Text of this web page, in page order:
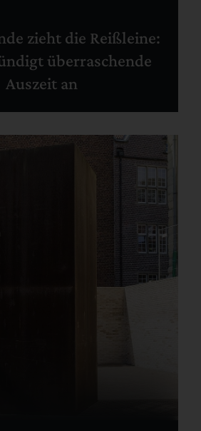
zieht die Reißleine:
überraschende
Auszeit an